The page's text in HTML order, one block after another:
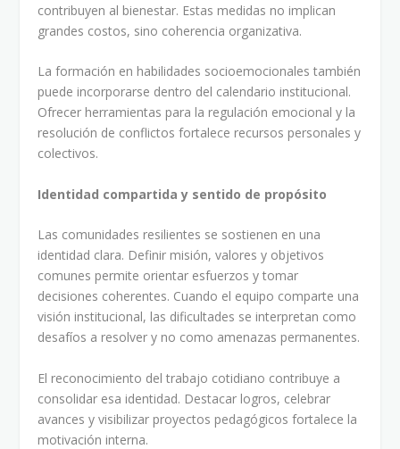
contribuyen al bienestar. Estas medidas no implican
grandes costos, sino coherencia organizativa.
La formación en habilidades socioemocionales también
puede incorporarse dentro del calendario institucional.
Ofrecer herramientas para la regulación emocional y la
resolución de conflictos fortalece recursos personales y
colectivos.
Identidad compartida y sentido de propósito
Las comunidades resilientes se sostienen en una
identidad clara. Definir misión, valores y objetivos
comunes permite orientar esfuerzos y tomar
decisiones coherentes. Cuando el equipo comparte una
visión institucional, las dificultades se interpretan como
desafíos a resolver y no como amenazas permanentes.
El reconocimiento del trabajo cotidiano contribuye a
consolidar esa identidad. Destacar logros, celebrar
avances y visibilizar proyectos pedagógicos fortalece la
motivación interna.